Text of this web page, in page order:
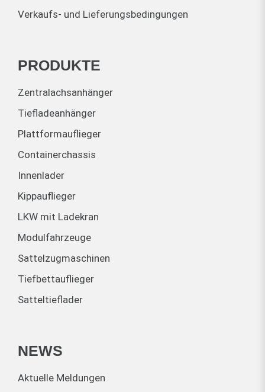
Verkaufs- und Lieferungsbedingungen
PRODUKTE
Zentralachsanhänger
Tiefladeanhänger
Plattformauflieger
Containerchassis
Innenlader
Kippauflieger
LKW mit Ladekran
Modulfahrzeuge
Sattelzugmaschinen
Tiefbettauflieger
Satteltieflader
NEWS
Aktuelle Meldungen